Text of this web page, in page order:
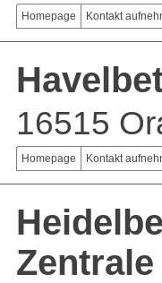
Homepage Kontakt
16515
Homepage Kontakt